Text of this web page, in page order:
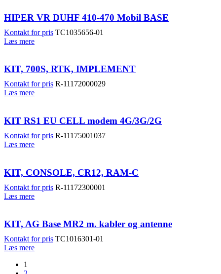
HIPER VR DUHF 410-470 Mobil BASE
Kontakt for pris TC1035656-01
Læs mere
KIT, 700S, RTK, IMPLEMENT
Kontakt for pris R-11172000029
Læs mere
KIT RS1 EU CELL modem 4G/3G/2G
Kontakt for pris R-11175001037
Læs mere
KIT, CONSOLE, CR12, RAM-C
Kontakt for pris R-11172300001
Læs mere
KIT, AG Base MR2 m. kabler og antenne
Kontakt for pris TC1016301-01
Læs mere
1